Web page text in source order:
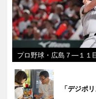
プロ野球・広島７―１１
「デジポ